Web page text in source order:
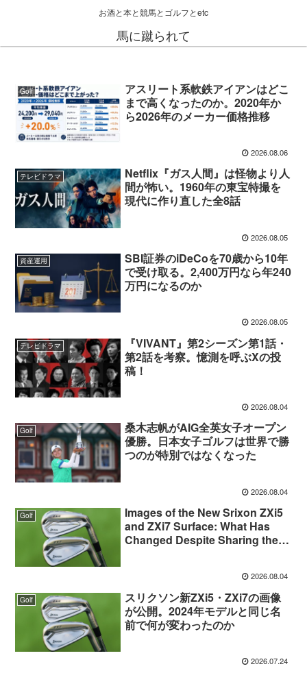
お酒と本と競馬とゴルフとetc
馬に蹴られて
Golf
アスリート系軟鉄アイアンはどこ
まで高くなったのか。2020年か
ら2026年のメーカー価格推移
2026.08.06
テレビドラマ
Netflix『ガス人間』は怪物より人
間が怖い。1960年の東宝特撮を
現代に作り直した全8話
2026.08.05
資産運用
SBI証券のiDeCoを70歳から10年
で受け取る。2,400万円なら年240
万円になるのか
2026.08.05
テレビドラマ
『VIVANT』第2シーズン第1話・
第2話を考察。憶測を呼ぶXの投
稿！
2026.08.04
Golf
桑木志帆がAIG全英女子オープン
優勝。日本女子ゴルフは世界で勝
つのが特別ではなくなった
2026.08.04
Golf
Images of the New Srixon ZXi5
and ZXi7 Surface: What Has
Changed Despite Sharing the
2026.08.04
Golf
スリクソン新ZXi5・ZXi7の画像
が公開。2024年モデルと同じ名
前で何が変わったのか
2026.07.24